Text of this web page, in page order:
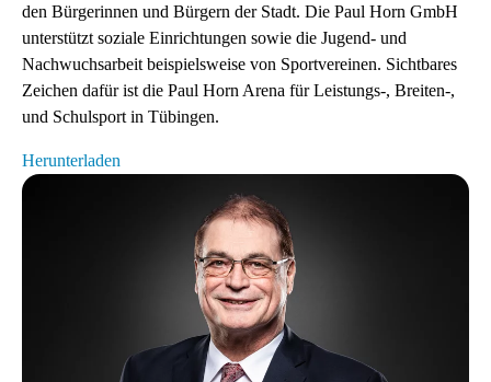
den Bürgerinnen und Bürgern der Stadt. Die Paul Horn GmbH
unterstützt soziale Einrichtungen sowie die Jugend- und
Nachwuchsarbeit beispielsweise von Sportvereinen. Sichtbares
Zeichen dafür ist die Paul Horn Arena für Leistungs-, Breiten-,
und Schulsport in Tübingen.
Herunterladen